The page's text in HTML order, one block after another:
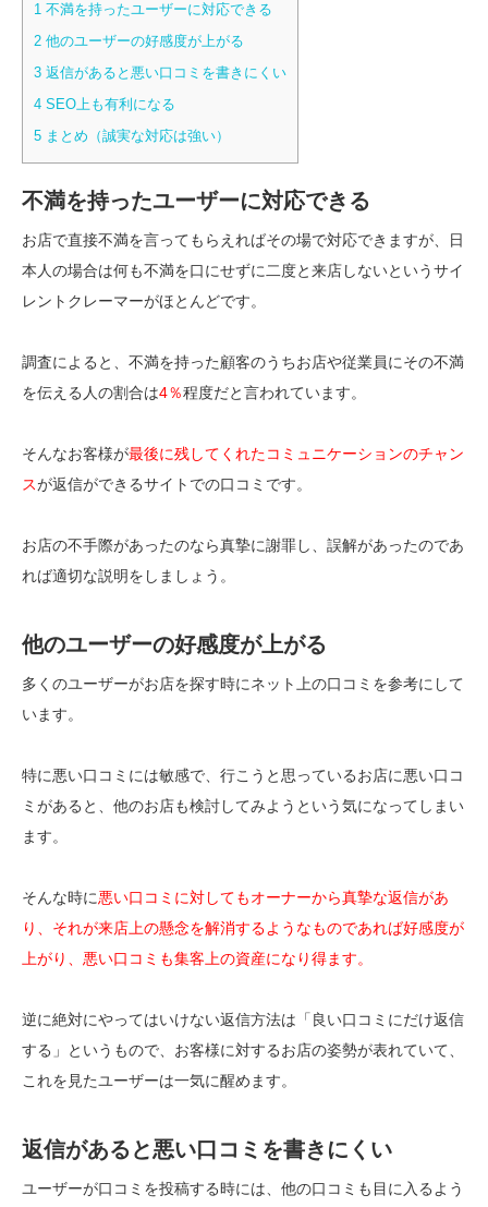
1 不満を持ったユーザーに対応できる
2 他のユーザーの好感度が上がる
3 返信があると悪い口コミを書きにくい
4 SEO上も有利になる
5 まとめ（誠実な対応は強い）
不満を持ったユーザーに対応できる
お店で直接不満を言ってもらえればその場で対応できますが、日
本人の場合は何も不満を口にせずに二度と来店しないというサイ
レントクレーマーがほとんどです。
調査によると、不満を持った顧客のうちお店や従業員にその不満
を伝える人の割合は4％程度だと言われています。
そんなお客様が最後に残してくれたコミュニケーションのチャン
スが返信ができるサイトでの口コミです。
お店の不手際があったのなら真摯に謝罪し、誤解があったのであ
れば適切な説明をしましょう。
他のユーザーの好感度が上がる
多くのユーザーがお店を探す時にネット上の口コミを参考にして
います。
特に悪い口コミには敏感で、行こうと思っているお店に悪い口コ
ミがあると、他のお店も検討してみようという気になってしまい
ます。
そんな時に悪い口コミに対してもオーナーから真摯な返信があ
り、それが来店上の懸念を解消するようなものであれば好感度が
上がり、悪い口コミも集客上の資産になり得ます。
逆に絶対にやってはいけない返信方法は「良い口コミにだけ返信
する」というもので、お客様に対するお店の姿勢が表れていて、
これを見たユーザーは一気に醒めます。
返信があると悪い口コミを書きにくい
ユーザーが口コミを投稿する時には、他の口コミも目に入るよう